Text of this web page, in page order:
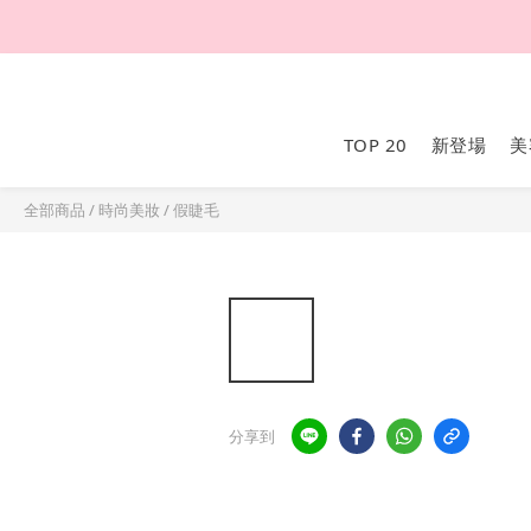
TOP 20 新登場
全部商品 / 時尚美妝/假睫毛
分享到